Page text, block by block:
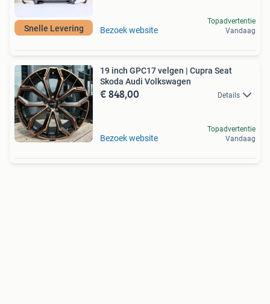
Snelle Levering Bezoek website
Topadvertentie
Vandaag
19 inch GPC17 velgen | Cupra Seat
Skoda Audi Volkswagen
€ 848,00 Details
Bezoek website
Topadvertentie
Vandaag